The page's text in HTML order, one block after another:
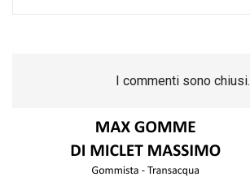
I commenti sono chiusi.